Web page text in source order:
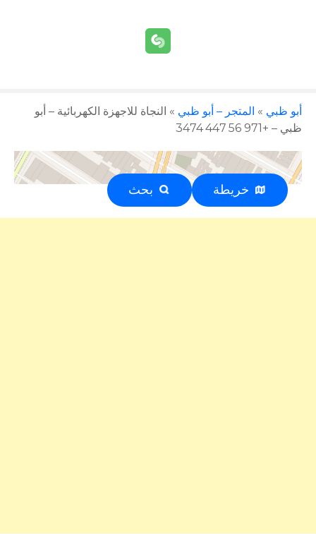
أبو ظبي » المتجر – أبو ظبي » النجاة للاجهزة الكهربائية – أبو
ظبي – +971 56 447 3474
خريطة بحثإعلان